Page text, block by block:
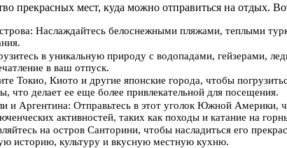
прекрасных мест, куда можно отправиться на отдых.
Наслаждайтесь белоснежными пляжами, теплыми
в уникальную природу с водопадами, гейзерами,
в ваш отпуск.
Токио, Киото и другие японские города, чтобы
что делает ее еще более привлекательной для посещения.
и Аргентина: Отправьтесь в этот уголок Южной Америки,
активностей, таких как походы и катание на
на остров Санторини, чтобы насладиться его
историю, культуру и вкусную местную кухню.